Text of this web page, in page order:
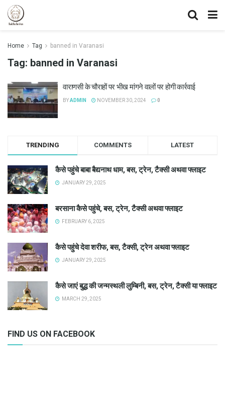
Home Tag banned in Varanasi
Tag: banned in Varanasi
वाराणसी के चौराहों पर भीख मांगने वालों पर होगी कार्रवाई
BYADMIN NOVEMBER 30, 2024 0
TRENDING COMMENTS LATEST
कैसे पहुंचे बाबा बैद्यनाथ धाम, बस, ट्रेन, टैक्सी अथवा फ्लाइट
JANUARY 29, 2025
बरसाना कैसे पहुंचे, बस, ट्रेन, टैक्सी अथवा फ्लाइट
FEBRUARY 6, 2025
कैसे पहुंचे देवा शरीफ, बस, टैक्सी, ट्रेन अथवा फ्लाइट
JANUARY 29, 2025
कैसे जाएं बुद्ध की जन्मस्थली लुम्बिनी, बस, ट्रेन, टैक्सी या फ्लाइट
MARCH 29, 2025
FIND US ON FACEBOOK